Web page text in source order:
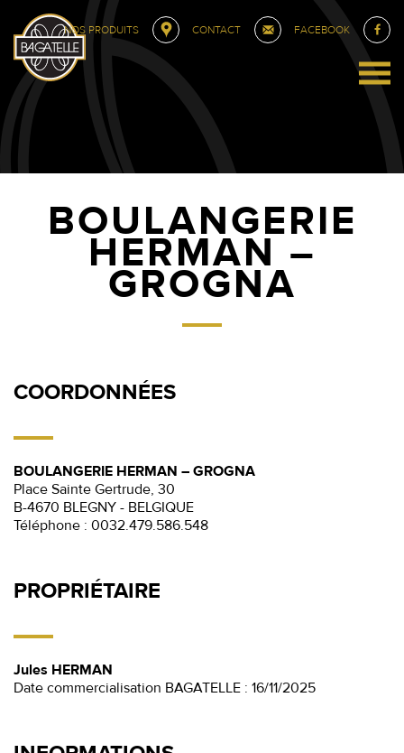
NOS PRODUITS CONTACT FACEBOOK
BOULANGERIE
HERMAN –
GROGNA
COORDONNÉES
BOULANGERIE HERMAN – GROGNA
Place Sainte Gertrude, 30
B-4670 BLEGNY - BELGIQUE
Téléphone : 0032.479.586.548
PROPRIÉTAIRE
Jules HERMAN
Date commercialisation BAGATELLE : 16/11/2025